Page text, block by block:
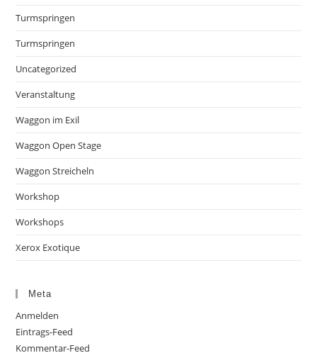
Turmspringen
Turmspringen
Uncategorized
Veranstaltung
Waggon im Exil
Waggon Open Stage
Waggon Streicheln
Workshop
Workshops
Xerox Exotique
Meta
Anmelden
Eintrags-Feed
Kommentar-Feed